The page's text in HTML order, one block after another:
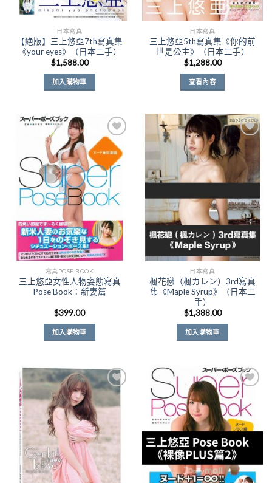
日本寫真
【絶版】三上悠亞7th寫真集
《your eyes》（日本二手）
$1,588.00
加入購物車
日本寫真
三上悠亞5th寫真集《你的前
世是公主》（日本二手）
$1,288.00
查看內容
Add to
Wishlist
寫真POSE BOOK
三上悠亞女性人物姿態寫真
Pose Book：新妻篇
$399.00
加入購物車
Add to
Wishlist
日本寫真
楓花戀（楓カレン）3rd寫真
集《Maple Syrup》（日本二
手）
$1,388.00
加入購物車
Wishlist
Add to
Wishlist